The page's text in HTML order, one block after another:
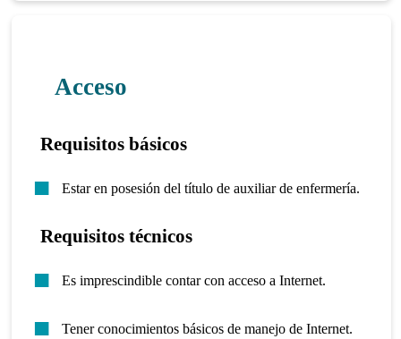
Acceso
Requisitos básicos
Estar en posesión del título de auxiliar de enfermería.
Requisitos técnicos
Es imprescindible contar con acceso a Internet.
Tener conocimientos básicos de manejo de Internet.